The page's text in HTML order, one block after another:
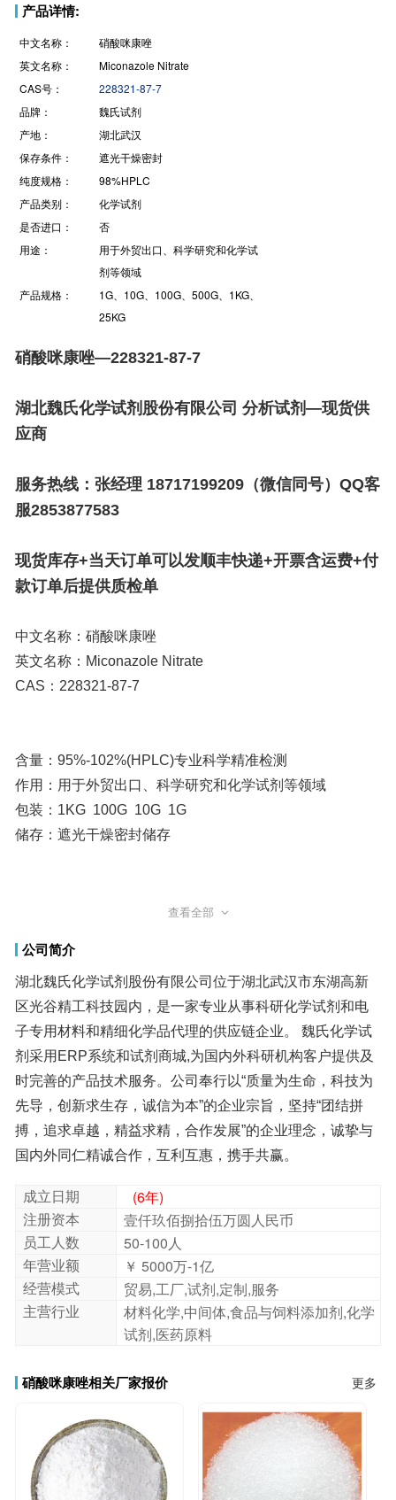
产品详情:
中文名称：
硝酸咪康唑
英文名称：
Miconazole Nitrate
CAS号：
228321-87-7
品牌：
魏氏试剂
产地：
湖北武汉
保存条件：
遮光干燥密封
纯度规格：
98%HPLC
产品类别：
化学试剂
是否进口：
否
用途：
用于外贸出口、科学研究和化学试
剂等领域
产品规格：
1G、10G、100G、500G、1KG、
25KG
硝酸咪康唑—228321-87-7
湖北魏氏化学试剂股份有限公司 分析试剂—现货供
应商
服务热线：张经理 18717199209（微信同号）QQ客
服2853877583
现货库存+当天订单可以发顺丰快递+开票含运费+付
款订单后提供质检单
中文名称：硝酸咪康唑
英文名称：Miconazole Nitrate
CAS：228321-87-7
含量：95%-102%(HPLC)专业科学精准检测
作用：用于外贸出口、科学研究和化学试剂等领域
包装：1KG 100G 10G 1G
储存：遮光干燥密封储存
硝酸咪康唑;228321-87-7;魏氏试剂;Miconazole Nitrate;
查看全部
公司简介
湖北魏氏化学试剂股份有限公司位于湖北武汉市东湖高新
区光谷精工科技园内，是一家专业从事科研化学试剂和电
子专用材料和精细化学品代理的供应链企业。 魏氏化学试
剂采用ERP系统和试剂商城,为国内外科研机构客户提供及
时完善的产品技术服务。公司奉行以“质量为生命，科技为
先导，创新求生存，诚信为本”的企业宗旨，坚持“团结拼
搏，追求卓越，精益求精，合作发展”的企业理念，诚挚与
国内外同仁精诚合作，互利互惠，携手共赢。
成立日期
(6年)
注册资本
壹仟玖佰捌拾伍万圆人民币
员工人数
50-100人
年营业额
￥ 5000万-1亿
经营模式
贸易,工厂,试剂,定制,服务
主营行业
材料化学,中间体,食品与饲料添加剂,化学
试剂,医药原料
硝酸咪康唑相关厂家报价 更多